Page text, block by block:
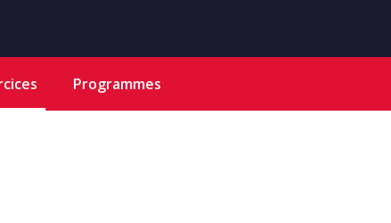
Programmes